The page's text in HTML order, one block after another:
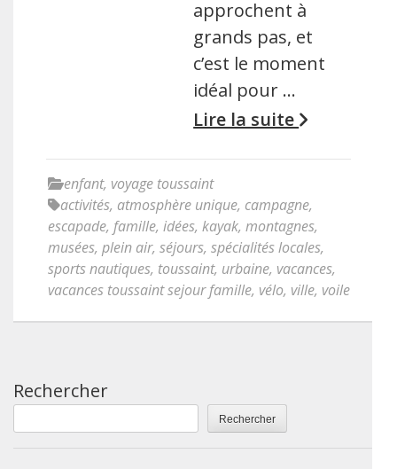
approchent à
grands pas, et
c’est le moment
idéal pour …
Lire la suite
enfant, voyage toussaint
activités, atmosphère unique, campagne,
escapade, famille, idées, kayak, montagnes,
musées, plein air, séjours, spécialités locales,
sports nautiques, toussaint, urbaine, vacances,
vacances toussaint sejour famille, vélo, ville, voile
Rechercher
Rechercher